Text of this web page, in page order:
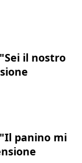
"Sei il nostro
"Il panino mi